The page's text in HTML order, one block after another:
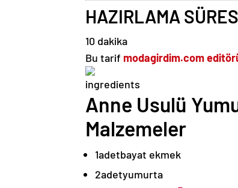
HAZIRLAMA
10 dakika
Bu tarif modagirdim.com
Anne Usulü
Malzemeler
1adetbayat ekmek
2adetyumurta